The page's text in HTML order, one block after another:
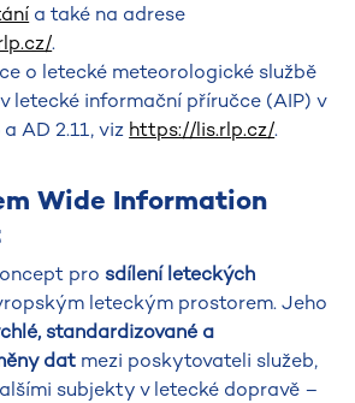
a také na adrese
.
o letecké meteorologické službě
letecké informační příručce (AIP) v
AD 2.11, viz https://lis.rlp.cz/.
Wide Information
pro sdílení leteckých
leteckým prostorem. Jeho
standardizované a
dat mezi poskytovateli služeb,
subjekty v letecké dopravě –